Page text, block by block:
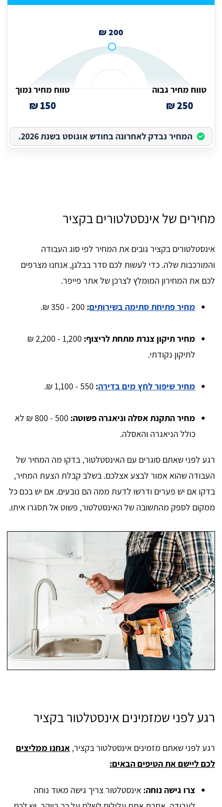
200 ₪
טווח מחיר גבוה
250 ₪
טווח מחיר נמוך
150 ₪
המחיר נבדק לאחרונה בחודש אוגוסט בשנת 2026.
מחירים של אינסטלטורים בקציר
אינסטלטורים בקציר גובים את המחיר לפי סוג העבודה
והמורכבות שלה. כדי לעשות לכם סדר בבלגן, אנחנו מצרפים
לכם את המחירון המומלץ לצרכן של אתר פייפר.
מחיר פתיחת סתימה בשירותים:
200 - 350 ₪.
מחיר תיקון צנרת מתחת לריצוף:
1,200 - 2,200 ₪
לתיקון נקודתי.
מחיר שיפור לחץ מים בדירה:
מחיר התקנת אסלה וניאגרה פשוטה:
500 - 800 ₪ לא
כולל הניאגרה והאסלה.
רגע לפני שאתם סוגרים עם האינסטלטור, בדקו מה המחיר של
העבודה שהוא אמור לבצע אצלכם. בשלב קבלת הצעת המחיר,
בדקו אם יש פערים ודרשו לדעת ממה הם נובעים. אם יש בכם כל
ממקום לספק מהתשובה של האינסטלטור, פשוט אל תסגרו איתו.
רגע לפני שמזמינים אינסטלטור בקציר
רגע לפני שאתם מזמינים אינסטלטור בקציר, אנחנו ממליצים
לכם ליישם את הטיפים הבאים:
צרו גישה נוחה: אינסטלטור צריך גישה מאוד נוחה